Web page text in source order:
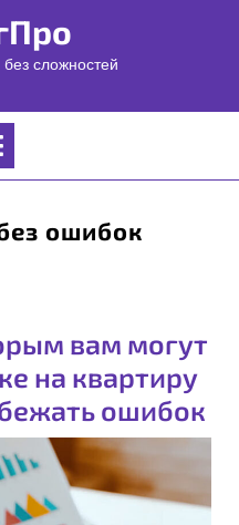
сложностей
Открыть
ошибок
вам могут
на квартиру
ошибок